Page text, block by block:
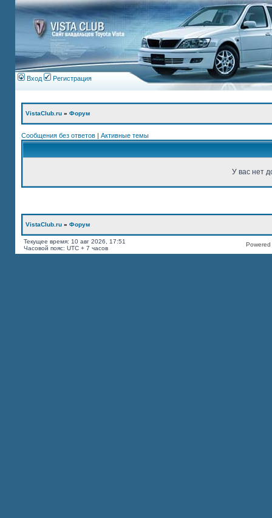
Вход Регистрация
VistaClub.ru » Форум
Сообщения без ответов | Активные темы
У вас нет
VistaClub.ru » Форум
Текущее время: 10 авг 2026, 17:51
Часовой пояс: UTC + 7 часов